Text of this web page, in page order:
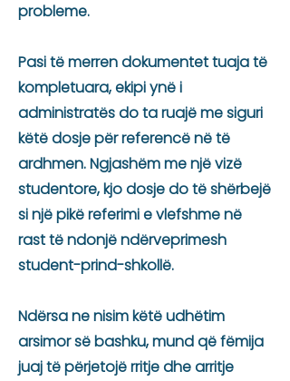
probleme.
Pasi të merren dokumentet tuaja të
kompletuara, ekipi ynë i
administratës do ta ruajë me siguri
këtë dosje për referencë në të
ardhmen. Ngjashëm me një vizë
studentore, kjo dosje do të shërbejë
si një pikë referimi e vlefshme në
rast të ndonjë ndërveprimesh
student-prind-shkollë.
Ndërsa ne nisim këtë udhëtim
arsimor së bashku, mund që fëmija
juaj të përjetojë rritje dhe arritje